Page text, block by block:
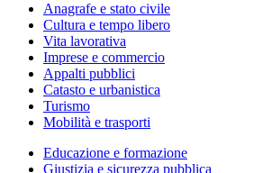
Anagrafe e stato civile
Cultura e tempo libero
Vita lavorativa
Imprese e commercio
Appalti pubblici
Catasto e urbanistica
Turismo
Mobilità e trasporti
Educazione e formazione
Giustizia e sicurezza pubblica